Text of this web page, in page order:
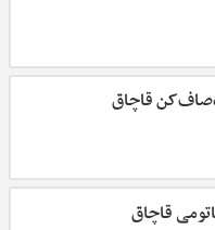
قاچاق
قاچاق